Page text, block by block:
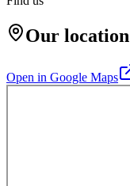
Our location
Open in Google Maps